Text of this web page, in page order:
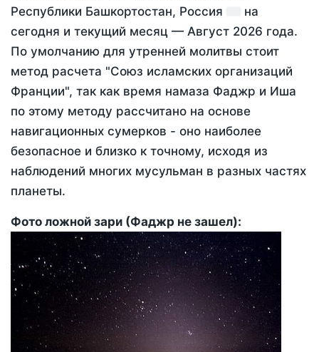
Республики Башкортостан, Россия
на
сегодня и текущий месяц — Август 2026 года.
По умолчанию для утренней молитвы стоит
метод расчета "Союз исламских организаций
Франции", так как время намаза Фаджр и Иша
по этому методу рассчитано на основе
навигационных сумерков - оно наиболее
безопасное и близко к точному, исходя из
наблюдений многих мусульман в разных частях
планеты.
Фото ложной зари (Фаджр не зашел):